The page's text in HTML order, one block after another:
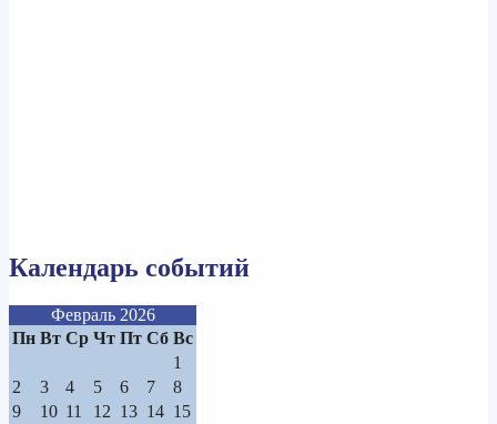
Календарь событий
Февраль 2026
Пн Вт Ср Чт Пт Сб Вс
1
2
3 4 5 6 7
8
9
10 11 12 13 14 15